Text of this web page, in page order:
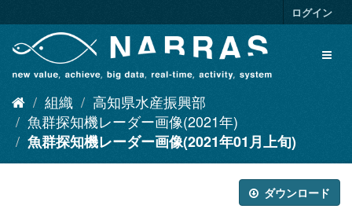
キ
ログイン
組織
高知県水産振興部
魚群探知機レーダー画像(2021年)
魚群探知機レーダー画像(2021年01月上旬)
ダウンロード